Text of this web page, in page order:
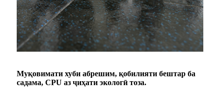
Муқовимати хуби абрешим, қобилияти бештар ба
садама, CPU аз ҷиҳати экологӣ тоза.